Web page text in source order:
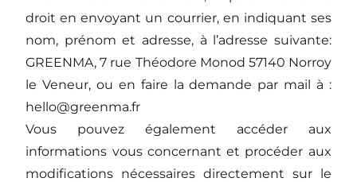
droit en envoyant un courrier, en indiquant ses
nom, prénom et adresse, à l’adresse suivante:
GREENMA, 7 rue Théodore Monod 57140 Norroy
le Veneur, ou en faire la demande par mail à :
hello@greenma.fr
Vous pouvez également accéder aux
informations vous concernant et procéder aux
modifications nécessaires directement sur le